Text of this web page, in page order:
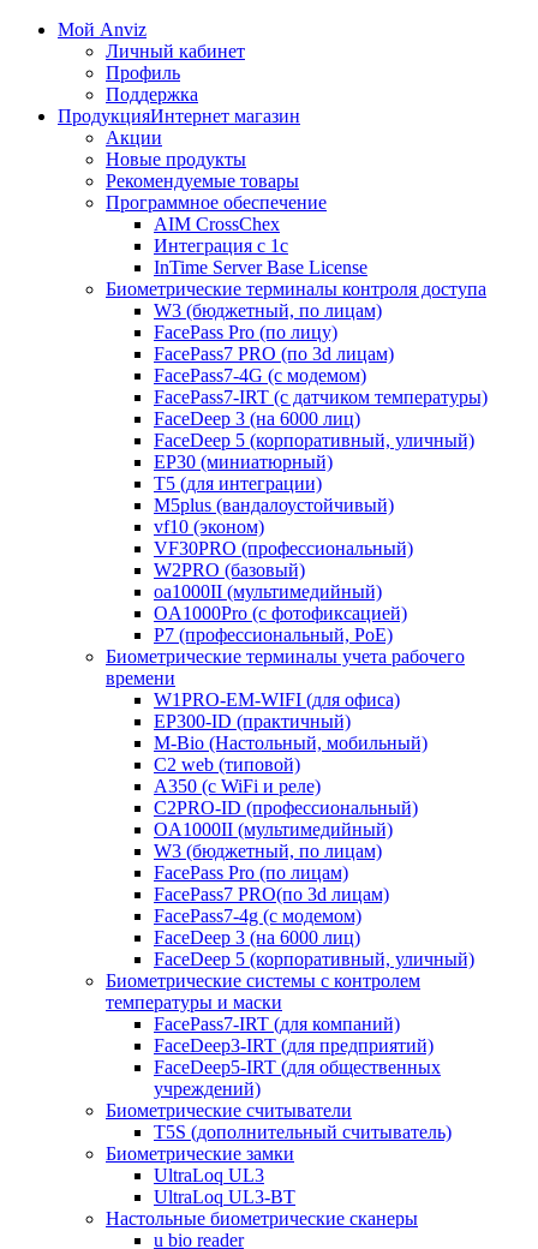
Мой Anviz
Личный кабинет
Профиль
Поддержка
ПродукцияИнтернет магазин
Акции
Новые продукты
Рекомендуемые товары
Программное обеспечение
AIM CrossChex
Интеграция с 1с
InTime Server Base License
Биометрические терминалы контроля доступа
W3 (бюджетный, по лицам)
FacePass Pro (по лицу)
FacePass7 PRO (по 3d лицам)
FacePass7-4G (с модемом)
FacePass7-IRT (с датчиком температуры)
FaceDeep 3 (на 6000 лиц)
FaceDeep 5 (корпоративный, уличный)
EP30 (миниатюрный)
T5 (для интеграции)
M5plus (вандалоустойчивый)
vf10 (эконом)
VF30PRO (профессиональный)
W2PRO (базовый)
oa1000II (мультимедийный)
OA1000Pro (с фотофиксацией)
P7 (профессиональный, PoE)
Биометрические терминалы учета рабочего
времени
W1PRO-EM-WIFI (для офиса)
EP300-ID (практичный)
M-Bio (Настольный, мобильный)
С2 web (типовой)
A350 (с WiFi и реле)
C2PRO-ID (профессиональный)
OA1000II (мультимедийный)
W3 (бюджетный, по лицам)
FacePass Pro (по лицам)
FacePass7 PRO(по 3d лицам)
FacePass7-4g (с модемом)
FaceDeep 3 (на 6000 лиц)
FaceDeep 5 (корпоративный, уличный)
Биометрические системы с контролем
температуры и маски
FacePass7-IRT (для компаний)
FaceDeep3-IRT (для предприятий)
FaceDeep5-IRT (для общественных
учреждений)
Биометрические считыватели
T5S (дополнительный считыватель)
Биометрические замки
UltraLoq UL3
UltraLoq UL3-BT
Настольные биометрические сканеры
u bio reader